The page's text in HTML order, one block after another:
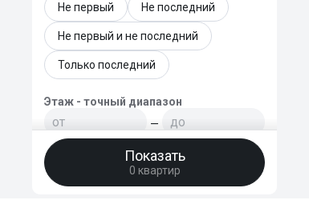
Не первый
Не последний
Не первый и не последний
Только последний
Этаж - точный диапазон
—
Этажей в доме
—
Показать
0 квартир